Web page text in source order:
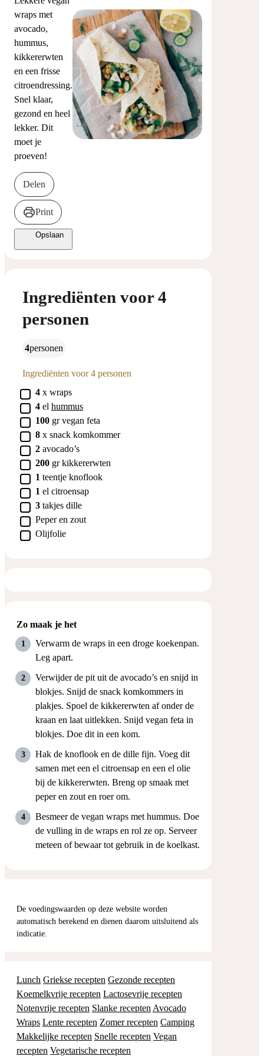
wraps met
avocado,
hummus,
kikkererwten
en een frisse
citroendressing.
Snel klaar,
gezond en heel
lekker. Dit
moet je
proeven!
Delen
Print
Opslaan
Ingrediënten voor 4
personen
4 personen
Ingrediënten voor 4 personen
▢
4 x wraps
▢
4 el hummus
▢
100 grvegan feta
▢
8 x snack komkommer
▢
2 avocado’s
▢
200 gr kikkererwten
▢
1 teentje knoflook
▢
1 el citroensap
▢
3 takjes dille
▢
Peper en zout
▢
Olijfolie
Zo maak je het
Verwarm de wraps in een droge koekenpan.
Leg apart.
Verwijder de pit uit de avocado’s en snijd in
blokjes. Snijd de snack komkommers in
plakjes. Spoel de kikkererwten af onder de
kraan en laat uitlekken. Snijd vegan feta in
blokjes. Doe dit in een kom.
Hak de knoflook en de dille fijn. Voeg dit
samen met een el citroensap en een el olie
bij de kikkererwten. Breng op smaak met
peper en zout en roer om.
Besmeer de vegan wraps met hummus. Doe
de vulling in de wraps en rol ze op. Serveer
meteen of bewaar tot gebruik in de koelkast.
De voedingswaarden op deze website worden
automatisch berekend en dienen daarom uitsluitend als
indicatie.
Lunch Griekse recepten Gezonde recepten
Koemelkvrije recepten Lactosevrije recepten
Notenvrije recepten Slanke recepten Avocado
Wraps Lente recepten Zomer recepten Camping
Makkelijke recepten Snelle recepten Vegan
recepten Vegetarische recepten